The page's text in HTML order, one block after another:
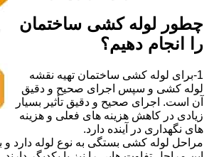
چطور لوله کشی ساختمان
را انجام دهیم؟
1-برای لوله کشی ساختمان تهیه نقشه
لوله کشی و سپس اجرای صحیح و دقیق
آن است. اجرای صحیح و دقیق تأثیر بسیار
زیادی در کاهش هزینه های فعلی و هزینه
های نگهداری در آینده دارد.
مراحل لوله کشی بستگی به نوع لوله دارد و